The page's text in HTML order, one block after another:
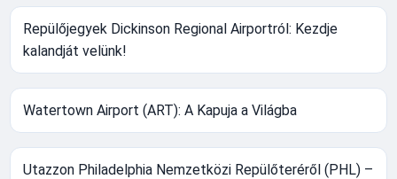
Repülőjegyek Dickinson Regional Airportról: Kezdje
kalandját velünk!
Watertown Airport (ART): A Kapuja a Világba
Utazzon Philadelphia Nemzetközi Repülőteréről (PHL) –